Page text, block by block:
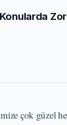
çok güzel